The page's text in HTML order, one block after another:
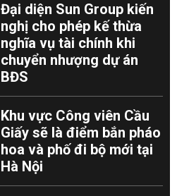
Đại diện Sun Group kiến
nghị cho phép kế thừa
nghĩa vụ tài chính khi
chuyển nhượng dự án
BĐS
Khu vực Công viên Cầu
Giấy sẽ là điểm bắn pháo
hoa và phố đi bộ mới tại
Hà Nội